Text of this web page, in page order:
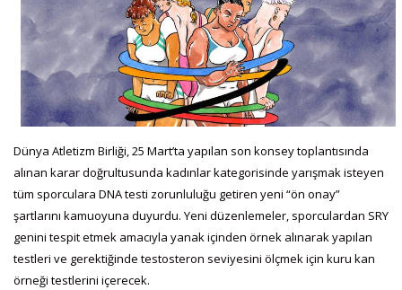
Dünya Atletizm Birliği, 25 Mart’ta yapılan son konsey toplantısında
alınan karar doğrultusunda kadınlar kategorisinde yarışmak isteyen
tüm sporculara DNA testi zorunluluğu getiren yeni “ön onay”
şartlarını kamuoyuna duyurdu. Yeni düzenlemeler, sporculardan SRY
genini tespit etmek amacıyla yanak içinden örnek alınarak yapılan
testleri ve gerektiğinde testosteron seviyesini ölçmek için kuru kan
örneği testlerini içerecek.